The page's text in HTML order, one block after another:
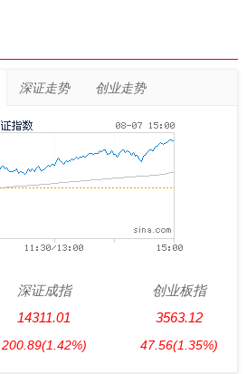
深证走势 创业走势
深证成指
14311.01
200.89(1.42%)
创业板指
3563.12
47.56(1.35%)